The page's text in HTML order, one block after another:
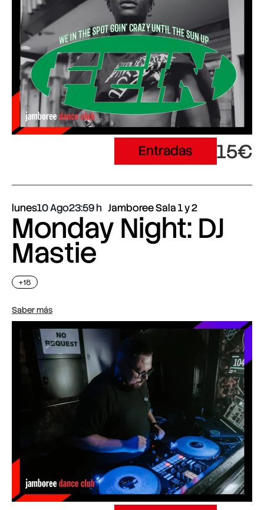
Entradas 15€
lunes10 Ago23:59 Jamboree Sala 1 y 2
Monday Night: DJ
Mastie
+18
Saber más